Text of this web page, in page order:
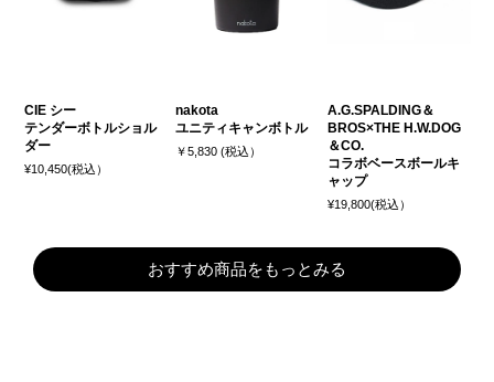
CIE シー
テンダーボトルショル
ダー
¥10,450(税込）
nakota
ユニティキャンボトル
￥5,830 (税込）
A.G.SPALDING＆
BROS×THE H.W.DOG
＆CO.
コラボベースボールキ
ャップ
¥19,800(税込）
おすすめ商品をもっとみる